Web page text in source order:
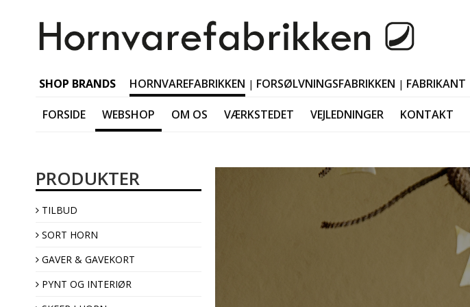
SHOP BRANDS HORNVAREFABRIKKEN | FORSØLVNINGSFABRIKKEN | FABRIKANT
FORSIDE WEBSHOP
Studentergaver
Black Friday
OM OS VÆRKSTEDET VEJLEDNINGER KONTAKT
PRODUKTER
TILBUD
SORT HORN
GAVER & GAVEKORT
PYNT OG INTERIØR